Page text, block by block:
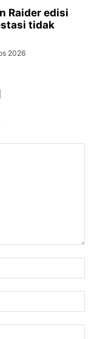
Raider edisi
tidak
2026